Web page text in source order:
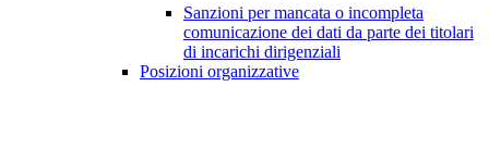
Sanzioni per mancata o incompleta
comunicazione dei dati da parte dei titolari
di incarichi dirigenziali
Posizioni organizzative